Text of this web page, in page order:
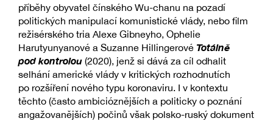
příběhy obyvatel čínského Wu-chanu na pozadí
politických manipulací komunistické vlády, nebo film
režisérského tria Alexe Gibneyho, Ophelie
Harutyunyanové a Suzanne Hillingerové Totálně
pod kontrolou (2020), jenž si dává za cíl odhalit
selhání americké vlády v kritických rozhodnutích
po rozšíření nového typu koronaviru. I v kontextu
těchto (často ambicióznějších a politicky o poznání
angažovanějších) počinů však polsko-ruský dokument